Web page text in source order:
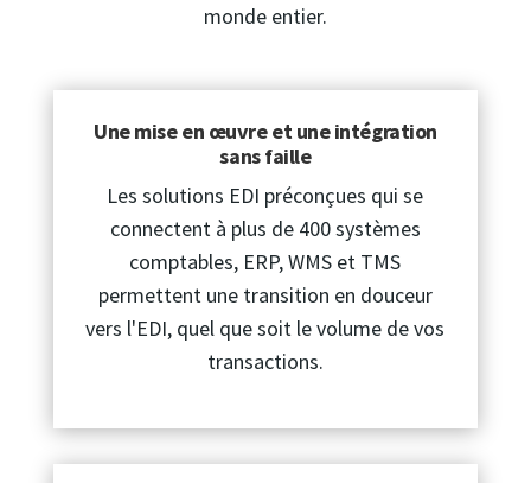
monde entier.
Une mise en œuvre et une intégration
sans faille
Les solutions EDI préconçues qui se
connectent à plus de 400 systèmes
comptables, ERP, WMS et TMS
permettent une transition en douceur
vers l'EDI, quel que soit le volume de vos
transactions.